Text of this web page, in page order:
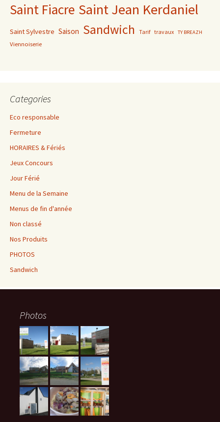
Saint Fiacre Saint Jean Kerdaniel
Saint Sylvestre Saison Sandwich Tarif travaux TY BREAZH
Viennoiserie
Categories
Eco responsable
Fermeture
HORAIRES & Fériés
Jeux Concours
Jour Férié
Menu de la Semaine
Menus de fin d'année
Non classé
Nos Produits
PHOTOS
Sandwich
Photos